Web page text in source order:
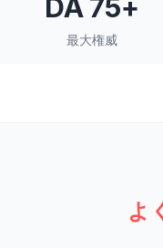
DA 75+
最大権威
よ